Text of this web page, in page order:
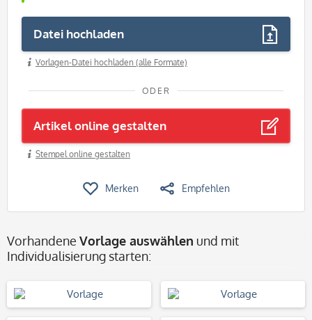
Datei hochladen
Vorlagen-Datei hochladen (alle Formate)
ODER
Artikel online gestalten
Stempel online gestalten
Merken Empfehlen
Vorhandene Vorlage auswählen und mit
Individualisierung starten: